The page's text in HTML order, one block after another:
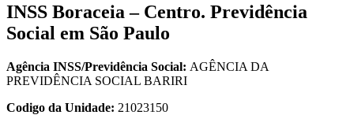
INSS Boraceia – Centro. Previdência
Social em São Paulo
Agência INSS/Previdência Social: AGÊNCIA DA
PREVIDÊNCIA SOCIAL BARIRI
Codigo da Unidade: 21023150